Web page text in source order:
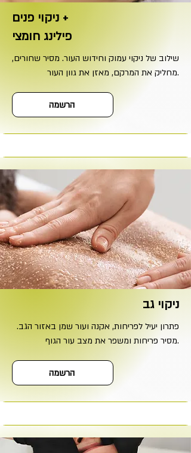
ניקוי פנים +
פילינג חומצי
שילוב של ניקוי עמוק וחידוש העור. מסיר שחורים,
מחליק את המרקם, מאזן את גוון העור.
הרשמה
ניקוי גב
פתרון יעיל לפריחות, אקנה ועור שמן באזור הגב.
מסיר פריחות ומשפר את מצב עור הגוף.
הרשמה